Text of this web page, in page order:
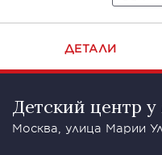
ДЕТАЛИ
Детский центр
Москва, улица Марии